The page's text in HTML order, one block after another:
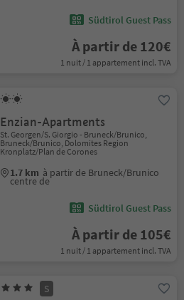
Südtirol Guest Pass
À partir de 120€
1 nuit / 1 appartement incl. TVA
Enzian-Apartments
St. Georgen/S. Giorgio - Bruneck/Brunico,
Bruneck/Brunico, Dolomites Region
Kronplatz/Plan de Corones
1.7 km à partir de Bruneck/Brunico
centre de
Südtirol Guest Pass
À partir de 105€
1 nuit / 1 appartement incl. TVA
S